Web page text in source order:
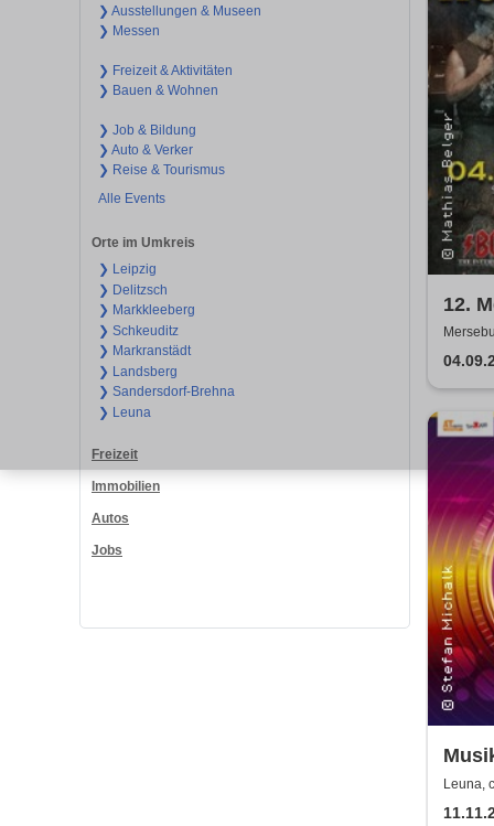
❯ Ausstellungen & Museen
❯ Messen
❯ Freizeit & Aktivitäten
❯ Bauen & Wohnen
❯ Job & Bildung
❯ Auto & Verker
❯ Reise & Tourismus
Alle Events
Orte im Umkreis
❯ Leipzig
❯ Delitzsch
❯ Markkleeberg
❯ Schkeuditz
❯ Markranstädt
❯ Landsberg
❯ Sandersdorf-Brehna
❯ Leuna
Freizeit
Immobilien
Autos
Jobs
12.
von
Leuna,